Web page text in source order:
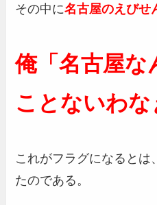
その中に名古屋のえびせ
俺「名古屋な
ことないわな
これがフラグになるとは
たのである。